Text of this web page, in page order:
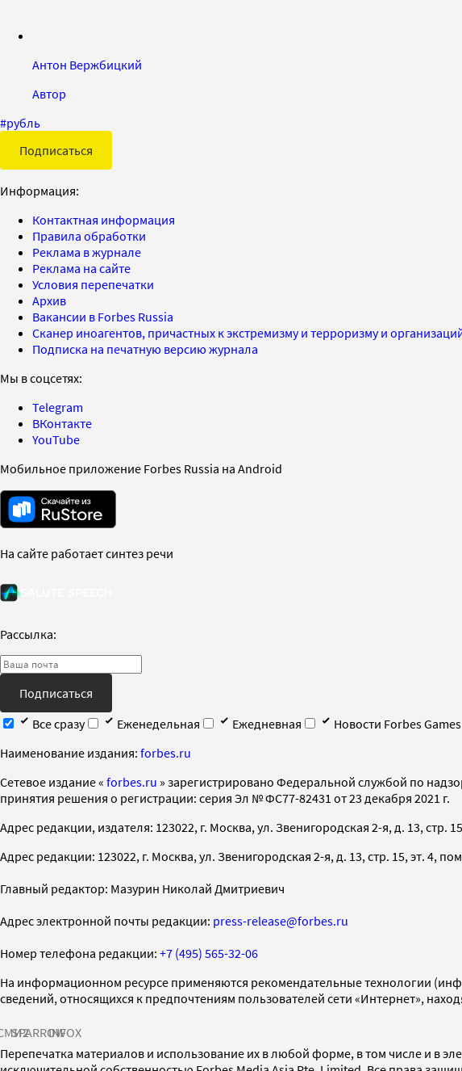
Антон Вержбицкий
Автор
#рубль
Подписаться
Информация:
Контактная информация
Правила обработки
Реклама в журнале
Реклама на сайте
Условия перепечатки
Архив
Вакансии в Forbes Russia
Сканер иноагентов, причастных к экстремизму и терроризму и
Подписка на печатную версию журнала
Мы в соцсетях:
Telegram
ВКонтакте
YouTube
Мобильное приложение Forbes Russia на Android
На сайте работает синтез речи
Рассылка:
Подписаться
Все сразу
Еженедельная Ежедневная
Новости Forbes Games
Наименование издания: forbes.ru
Cетевое издание « forbes.ru » зарегистрировано Федеральной службой по
принятия решения о регистрации: серия Эл № ФС77-82431 от 23 декабря 2021 г.
Адрес редакции, издателя: 123022, г. Москва, ул. Звенигородская 2-я, д. 13, стр.
Адрес редакции: 123022, г. Москва, ул. Звенигородская 2-я, д. 13, стр. 15, эт. 4,
Главный редактор: Мазурин Николай Дмитриевич
Адрес электронной почты редакции: press-release@forbes.ru
Номер телефона редакции: +7 (495) 565-32-06
На информационном ресурсе применяются рекомендательные технологии
сведений, относящихся к предпочтениям пользователей сети «Интернет»,
SPARROWINFOX
Перепечатка материалов и использование их в любой форме, в том числе и в